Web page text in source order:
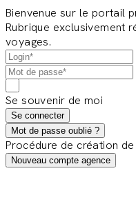
Bienvenue sur le portail
Rubrique exclusivement
voyages.
Se souvenir de moi
Se connecter
Mot de passe oublié ?
Procédure de création
Nouveau compte agence